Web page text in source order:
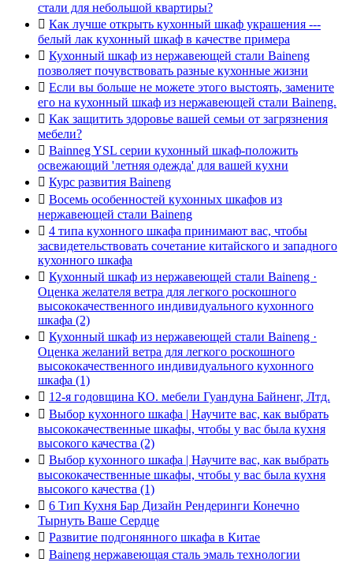
стали для небольшой квартиры?
 Как лучше открыть кухонный шкаф украшения ---
белый лак кухонный шкаф в качестве примера
 Кухонный шкаф из нержавеющей стали Baineng
позволяет почувствовать разные кухонные жизни
 Если вы больше не можете этого выстоять, замените
его на кухонный шкаф из нержавеющей стали Baineng.
 Как защитить здоровье вашей семьи от загрязнения
мебели?
 Bainneg YSL серии кухонный шкаф-положить
освежающий 'летняя одежда' для вашей кухни
 Курс развития Baineng
 Восемь особенностей кухонных шкафов из
нержавеющей стали Baineng
 4 типа кухонного шкафа принимают вас, чтобы
засвидетельствовать сочетание китайского и западного
кухонного шкафа
 Кухонный шкаф из нержавеющей стали Baineng ·
Оценка желателя ветра для легкого роскошного
высококачественного индивидуального кухонного
шкафа (2)
 Кухонный шкаф из нержавеющей стали Baineng ·
Оценка желаний ветра для легкого роскошного
высококачественного индивидуального кухонного
шкафа (1)
 12-я годовщина КО. мебели Гуандуна Байненг, Лтд.
 Выбор кухонного шкафа | Научите вас, как выбрать
высококачественные шкафы, чтобы у вас была кухня
высокого качества (2)
 Выбор кухонного шкафа | Научите вас, как выбрать
высококачественные шкафы, чтобы у вас была кухня
высокого качества (1)
 6 Тип Кухня Бар Дизайн Рендеринги Конечно
Тырнуть Ваше Сердце
 Развитие подгонянного шкафа в Китае
 Baineng нержавеющая сталь эмаль технологии